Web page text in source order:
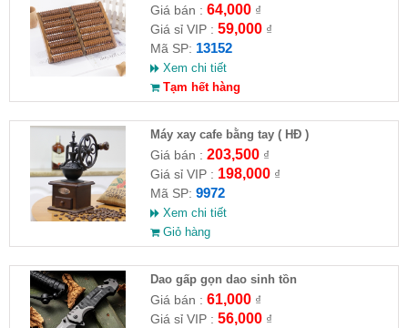
Giá bán : 64,000₫
Giá sỉ VIP : 59,000₫
Mã SP: 13152
Xem chi tiết
Tạm hết hàng
Máy xay cafe bằng tay ( HĐ )
Giá bán : 203,500₫
Giá sỉ VIP : 198,000₫
Mã SP: 9972
Xem chi tiết
Giỏ hàng
Dao gấp gọn dao sinh tồn
Giá bán : 61,000₫
Giá sỉ VIP : 56,000₫